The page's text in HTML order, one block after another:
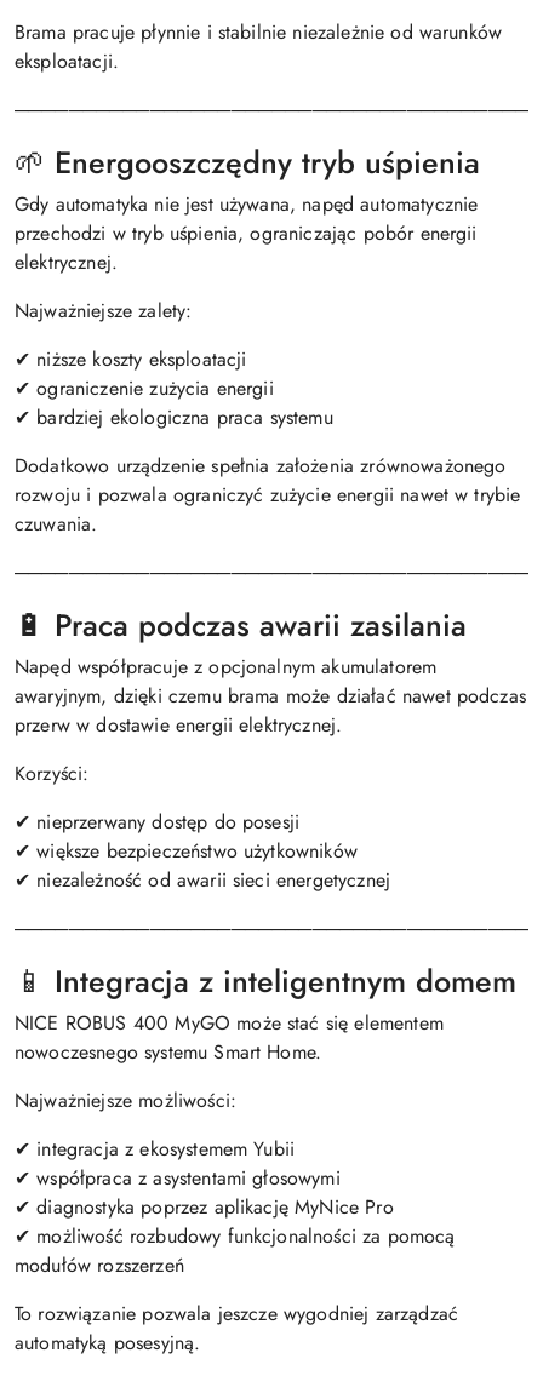
Brama pracuje płynnie i stabilnie niezależnie od warunków
eksploatacji.
🌱 Energooszczędny tryb uśpienia
Gdy automatyka nie jest używana, napęd automatycznie
przechodzi w tryb uśpienia, ograniczając pobór energii
elektrycznej.
Najważniejsze zalety:
✔ niższe koszty eksploatacji
✔ ograniczenie zużycia energii
✔ bardziej ekologiczna praca systemu
Dodatkowo urządzenie spełnia założenia zrównoważonego
rozwoju i pozwala ograniczyć zużycie energii nawet w trybie
czuwania.
🔋 Praca podczas awarii zasilania
Napęd współpracuje z opcjonalnym akumulatorem
awaryjnym, dzięki czemu brama może działać nawet podczas
przerw w dostawie energii elektrycznej.
Korzyści:
✔ nieprzerwany dostęp do posesji
✔ większe bezpieczeństwo użytkowników
✔ niezależność od awarii sieci energetycznej
📱 Integracja z inteligentnym domem
NICE ROBUS 400 MyGO może stać się elementem
nowoczesnego systemu Smart Home.
Najważniejsze możliwości:
✔ integracja z ekosystemem Yubii
✔ współpraca z asystentami głosowymi
✔ diagnostyka poprzez aplikację MyNice Pro
✔ możliwość rozbudowy funkcjonalności za pomocą
modułów rozszerzeń
To rozwiązanie pozwala jeszcze wygodniej zarządzać
automatyką posesyjną.